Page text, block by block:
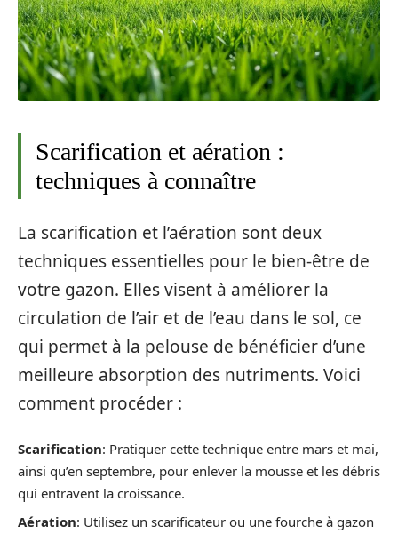
Scarification et aération :
techniques à connaître
La scarification et l’aération sont deux
techniques essentielles pour le bien-être de
votre gazon. Elles visent à améliorer la
circulation de l’air et de l’eau dans le sol, ce
qui permet à la pelouse de bénéficier d’une
meilleure absorption des nutriments. Voici
comment procéder :
Scarification: Pratiquer cette technique entre mars et mai,
ainsi qu’en septembre, pour enlever la mousse et les débris
qui entravent la croissance.
Aération: Utilisez un scarificateur ou une fourche à gazon